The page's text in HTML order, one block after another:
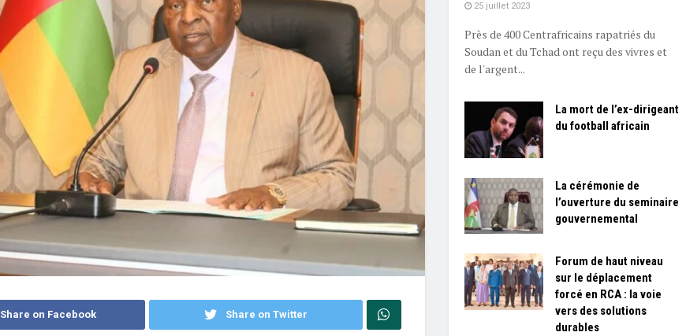
Share on Facebook Share on Twitter
25 juillet 2023
Près de 400 Centrafricains rapatriés du
Soudan et du Tchad ont reçu des vivres et
de l'argent...
La mort de l’ex-dirigeant
du football africain
La cérémonie de
l’ouverture du seminaire
gouvernemental
Forum de haut niveau
sur le déplacement
forcé en RCA : la voie
vers des solutions
durables